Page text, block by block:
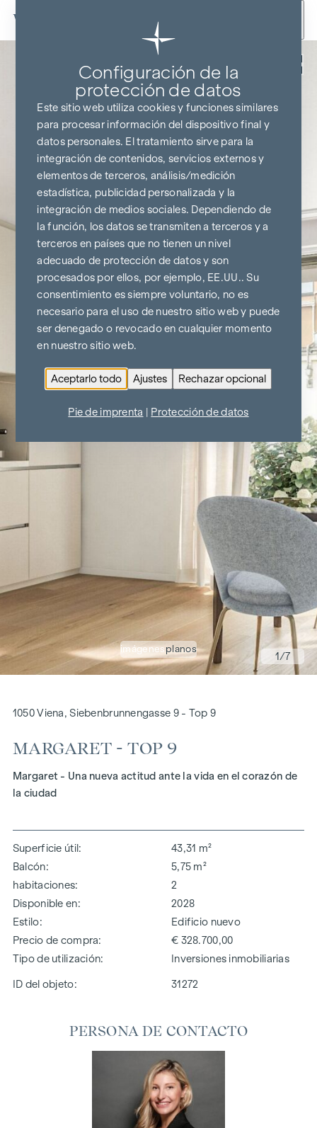
Ir al contenido
imágenes planos
1/7
1050 Viena, Siebenbrunnengasse 9 - Top 9
MARGARET - TOP 9
Margaret - Una nueva actitud ante la vida en el corazón de
la ciudad
Superficie útil
43,31 m²
Balcón
5,75 m²
habitaciones
2
Disponible en
2028
Estilo
Edificio nuevo
Precio de compra
€ 328.700,00
Tipo de utilización
Inversiones inmobiliarias
ID del objeto: 31272
PERSONA DE CONTACTO
Configuración de la
protección de datos
Este sitio web utiliza cookies y funciones similares
para procesar información del dispositivo final y
datos personales. El tratamiento sirve para la
integración de contenidos, servicios externos y
elementos de terceros, análisis/medición
estadística, publicidad personalizada y la
integración de medios sociales. Dependiendo de
la función, los datos se transmiten a terceros y a
terceros en países que no tienen un nivel
adecuado de protección de datos y son
procesados por ellos, por ejemplo, EE.UU.. Su
consentimiento es siempre voluntario, no es
necesario para el uso de nuestro sitio web y puede
ser denegado o revocado en cualquier momento
en nuestro sitio web.
Aceptarlo todo Ajustes Rechazar opcional
Pie de imprenta Protección de datos